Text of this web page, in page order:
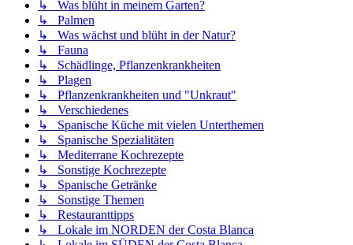
↳ Was blüht in meinem Garten?
↳ Palmen
↳ Was wächst und blüht in der Natur?
↳ Fauna
↳ Schädlinge, Pflanzenkrankheiten
↳ Plagen
↳ Pflanzenkrankheiten und "Unkraut"
↳ Verschiedenes
↳ Spanische Küche mit vielen Unterthemen
↳ Spanische Spezialitäten
↳ Mediterrane Kochrezepte
↳ Sonstige Kochrezepte
↳ Spanische Getränke
↳ Sonstige Themen
↳ Restauranttipps
↳ Lokale im NORDEN der Costa Blanca